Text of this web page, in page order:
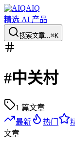
AIQ
精选 AI 产品
搜索文章...⌘K
#中关村
1 篇文章
最新
热门
文章